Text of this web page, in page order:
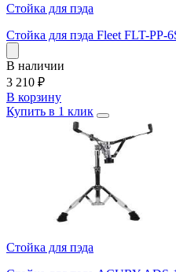
Стойка для пэда
Стойка для пэда Fleet FLT-PP-
В наличии
3 210 ₽
В корзину
Купить в 1 клик
Стойка для пэда